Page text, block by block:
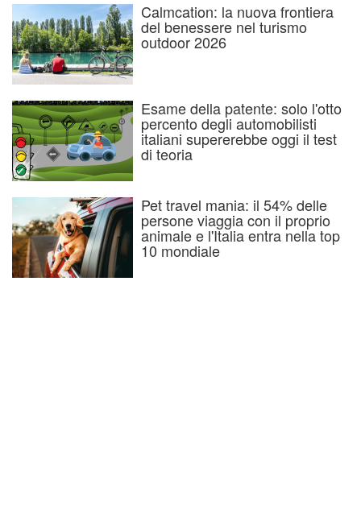
Calmcation: la nuova frontiera
del benessere nel turismo
outdoor 2026
Esame della patente: solo l'otto
percento degli automobilisti
italiani supererebbe oggi il test
di teoria
Pet travel mania: il 54% delle
persone viaggia con il proprio
animale e l'Italia entra nella top
10 mondiale